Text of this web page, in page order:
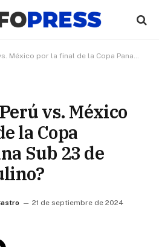
la final de la Copa Panamericana Sub 23 de Vóley Masculino?
vs. México
la Copa
Sub 23 de
21 de septiembre de 2024